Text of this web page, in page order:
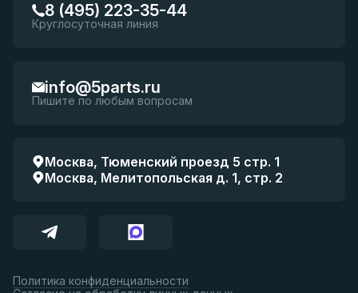
8 (495) 223-35-44
Круглосуточная линия
info@5parts.ru
Пишите по любым вопросам
Москва, Тюменский проезд 5 стр. 1
Москва, Мелитопольская д. 1, стр. 2
Политика конфиденциальности